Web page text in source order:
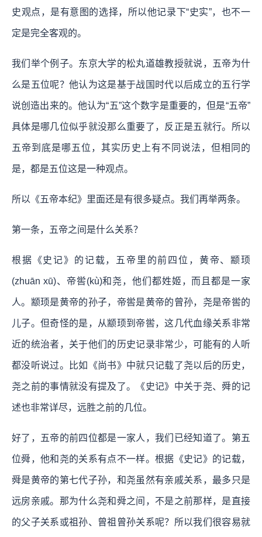
史观点，是有意图的选择，所以他记录下“史实”，也不一
定是完全客观的。
我们举个例子。东京大学的松丸道雄教授就说，五帝为什
么是五位呢？他认为这是基于战国时代以后成立的五行学
说创造出来的。他认为“五”这个数字是重要的，但是“五帝”
具体是哪几位似乎就没那么重要了，反正是五就行。所以
五帝到底是哪五位，其实历史上有不同说法，但相同的
是，都是五位这是一种观点。
所以《五帝本纪》里面还是有很多疑点。我们再举两条。
第一条，五帝之间是什么关系？
根据《史记》的记载，五帝里的前四位，黄帝、颛顼
(zhuān xū)、帝喾(kù)和尧，他们都姓姬，而且都是一家
人。颛顼是黄帝的孙子，帝喾是黄帝的曾孙，尧是帝喾的
儿子。但奇怪的是，从颛顼到帝喾，这几代血缘关系非常
近的统治者，关于他们的历史记录非常少，可能有的人听
都没听说过。比如《尚书》中就只记载了尧以后的历史，
尧之前的事情就没有提及了。《史记》中关于尧、舜的记
述也非常详尽，远胜之前的几位。
好了，五帝的前四位都是一家人，我们已经知道了。第五
位舜，他和尧的关系有点不一样。根据《史记》的记载，
舜是黄帝的第七代子孙，和尧虽然有亲戚关系，最多只是
远房亲戚。那为什么尧和舜之间，不是之前那样，是直接
的父子关系或祖孙、曾祖曾孙关系呢？所以我们很容易就